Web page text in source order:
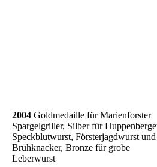
2004 Goldmedaille für Marienforster
Spargelgriller, Silber für
Speckblutwurst, Försterjagdwurst und
Brühknacker, Bronze für grobe
Leberwurst